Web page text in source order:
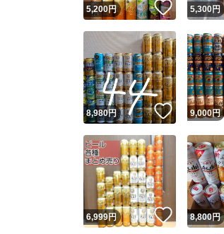
5,200円 いいね！
5,300円
8,980円 いいね！
9,000円
6,999円 いいね！
8,800円